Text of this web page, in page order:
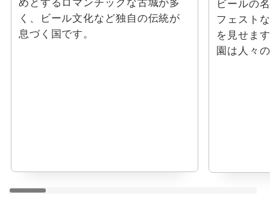
めとするロマンチックな古城が多
く、ビール文化など独自の伝統が
息づく国です。
ビールの
フェスト
を見せま
園は人々